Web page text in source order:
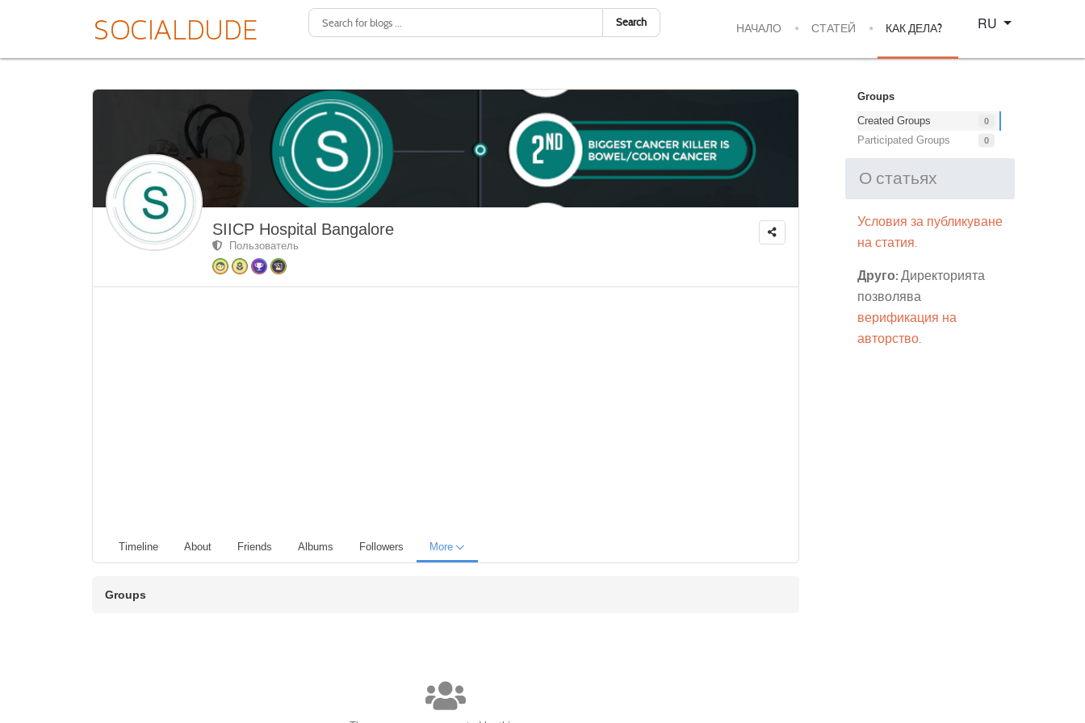
Search НАЧАЛО СТАТЕЙ КАК ДЕЛА?
Select your language
RU
SIICP Hospital Bangalore
Пользователь
Timeline About Friends Albums Followers More
Groups
Groups
Created Groups
0
Participated Groups 0
О статьях
Условия за публикуване
на статия.
Друго: Директорията
позволява
верификация на
авторство.